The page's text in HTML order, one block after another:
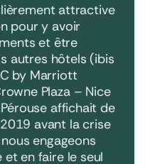
attractive
pour y avoir
et être
autres hôtels (ibis
by Marriott
Plaza – Nice
affichait de
avant la crise
engageons
en faire le seul